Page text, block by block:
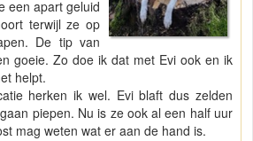
een apart geluid
terwijl ze op
De tip van
goeie. Zo doe ik dat met Evi ook en ik
helpt.
herken ik wel. Evi blaft dus zelden
piepen. Nu is ze ook al een half uur
mag weten wat er aan de hand is.